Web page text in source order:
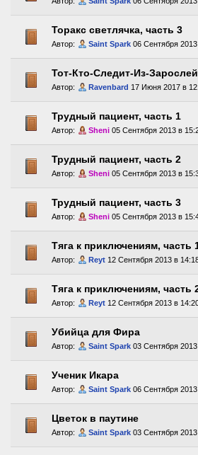
Торакс светлячка, часть 3
Автор: Saint Spark 06 Сентября
Тот-Кто-Следит-Из-Зарослей
Автор: Ravenbard 17 Июня 2017 в
Трудный пациент, часть 1
Автор: Sheni 05 Сентября 2013 в
Трудный пациент, часть 2
Автор: Sheni 05 Сентября 2013 в
Трудный пациент, часть 3
Автор: Sheni 05 Сентября 2013 в
Тяга к приключениям, часть
Автор: Reyt 12 Сентября 2013 в
Тяга к приключениям, часть
Автор: Reyt 12 Сентября 2013 в
Убийца для Фира
Автор: Saint Spark 03 Сентября
Ученик Икара
Автор: Saint Spark 06 Сентября
Цветок в паутине
Автор: Saint Spark 03 Сентября